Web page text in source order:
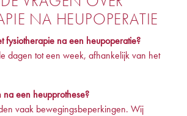
NA HEUPOPERATIE
fysiotherapie na een heupoperatie?
dagen tot een week, afhankelijk van het
een heupprothese?
vaak bewegingsbeperkingen. Wij